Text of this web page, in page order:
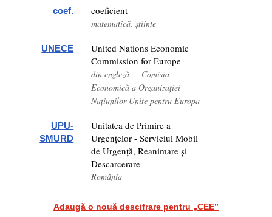
coef. coeficient
matematică, științe
UNECE
United Nations Economic
Commission for Europe
din engleză — Comisia
Economică a Organizației
Națiunilor Unite pentru Europa
UPU-
SMURD
Unitatea de Primire a
Urgențelor - Serviciul Mobil
de Urgență, Reanimare și
Descarcerare
România
Adaugă o nouă descifrare pentru „CEE”